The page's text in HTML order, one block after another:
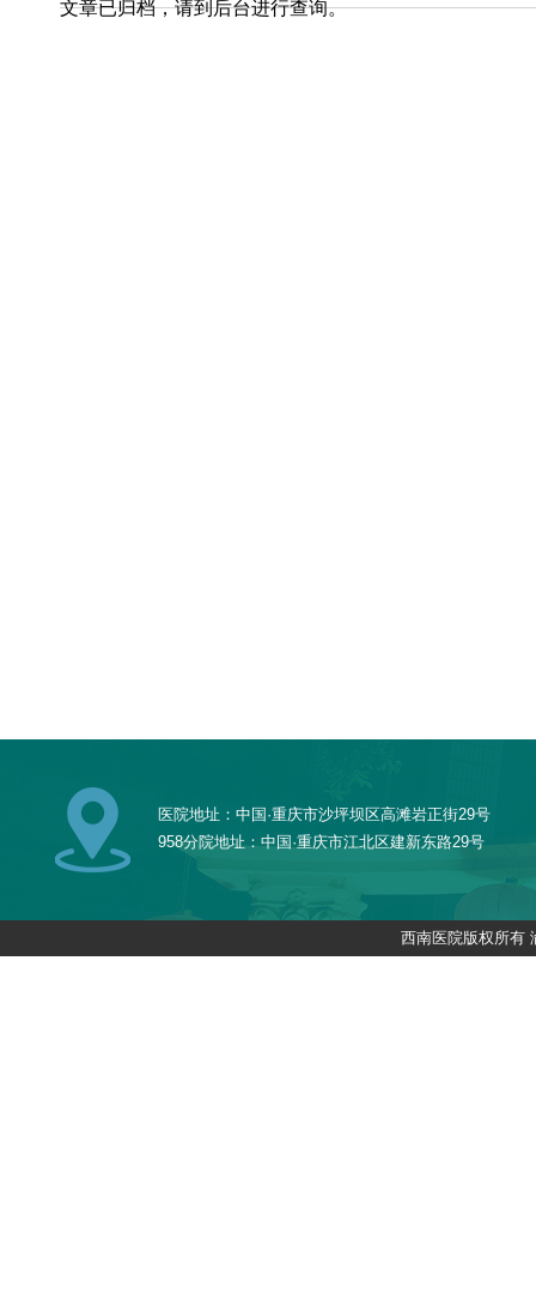
文章已归档，请到后台进行查询。
医院地址：中国·重庆市沙坪坝区高滩岩正街29号
958分院地址：中国·重庆市江北区建新东路29号
西南医院版权所有